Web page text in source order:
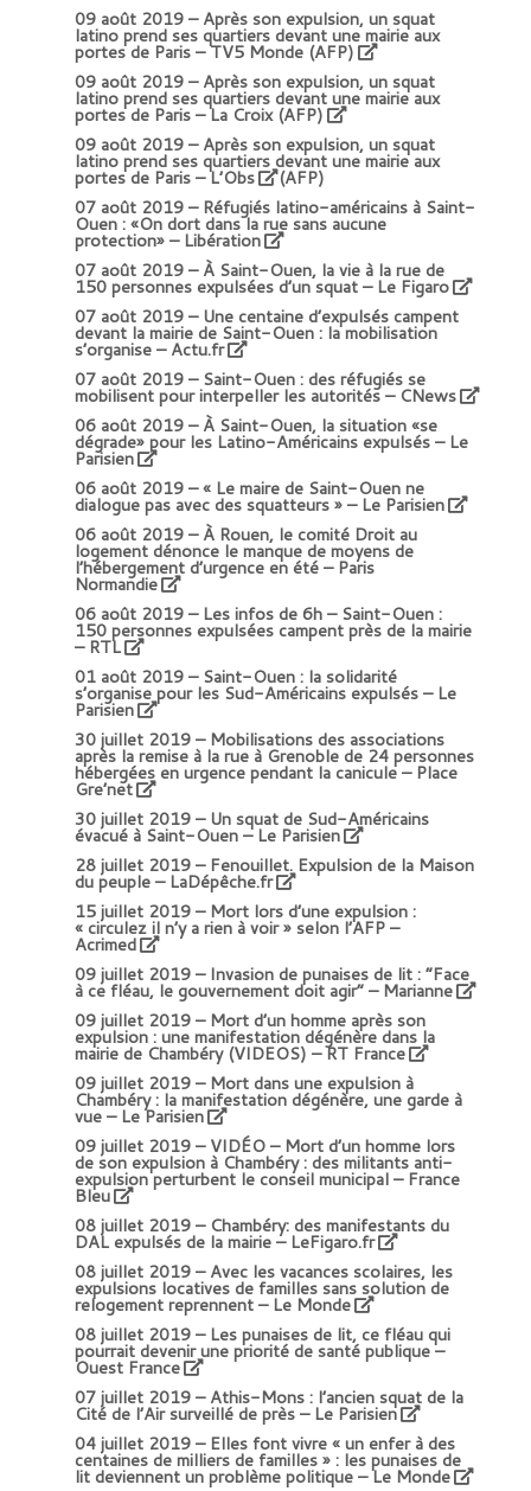
09 août 2019 –Après son expulsion, un squat
latino prend ses quartiers devant une mairie aux
portes de Paris – TV5 Monde (AFP)
09 août 2019 –Après son expulsion, un squat
latino prend ses quartiers devant une mairie aux
portes de Paris – La Croix (AFP)
09 août 2019 –Après son expulsion, un squat
latino prend ses quartiers devant une mairie aux
portes de Paris – L’Obs
(AFP)
07 août 2019 –Réfugiés latino-américains à Saint-
Ouen : «On dort dans la rue sans aucune
protection» – Libération
07 août 2019 –À Saint-Ouen, la vie à la rue de
150 personnes expulsées d’un squat – Le Figaro
07 août 2019 –Une centaine d’expulsés campent
devant la mairie de Saint-Ouen : la mobilisation
s’organise – Actu.fr
07 août 2019 –Saint-Ouen : des réfugiés se
mobilisent pour interpeller les autorités – CNews
06 août 2019 –À Saint-Ouen, la situation «se
dégrade» pour les Latino-Américains expulsés – Le
Parisien
06 août 2019 –« Le maire de Saint-Ouen ne
dialogue pas avec des squatteurs » – Le Parisien
06 août 2019 –À Rouen, le comité Droit au
logement dénonce le manque de moyens de
l’hébergement d’urgence en été – Paris
Normandie
06 août 2019 –Les infos de 6h – Saint-Ouen :
150 personnes expulsées campent près de la mairie
– RTL
01 août 2019 –Saint-Ouen : la solidarité
s’organise pour les Sud-Américains expulsés – Le
Parisien
30 juillet 2019 –Mobilisations des associations
après la remise à la rue à Grenoble de 24 personnes
hébergées en urgence pendant la canicule – Place
Gre’net
30 juillet 2019 –Un squat de Sud-Américains
évacué à Saint-Ouen – Le Parisien
28 juillet 2019 –Fenouillet. Expulsion de la Maison
du peuple – LaDépêche.fr
15 juillet 2019 –Mort lors d’une expulsion :
« circulez il n’y a rien à voir » selon l’AFP –
Acrimed
09 juillet 2019 –Invasion de punaises de lit : “Face
à ce fléau, le gouvernement doit agir” – Marianne
09 juillet 2019 –Mort d’un homme après son
expulsion : une manifestation dégénère dans la
mairie de Chambéry (VIDEOS) – RT France
09 juillet 2019 –Mort dans une expulsion à
Chambéry : la manifestation dégénère, une garde à
vue – Le Parisien
09 juillet 2019 –VIDÉO – Mort d’un homme lors
de son expulsion à Chambéry : des militants anti-
expulsion perturbent le conseil municipal – France
Bleu
08 juillet 2019 – Chambéry: des manifestants du
DAL expulsés de la mairie – LeFigaro.fr
08 juillet 2019 –Avec les vacances scolaires, les
expulsions locatives de familles sans solution de
relogement reprennent – Le Monde
08 juillet 2019 –Les punaises de lit, ce fléau qui
pourrait devenir une priorité de santé publique –
Ouest France
07 juillet 2019 –Athis-Mons : l’ancien squat de la
Cité de l’Air surveillé de près – Le Parisien
04 juillet 2019 –Elles font vivre « un enfer à des
centaines de milliers de familles » : les punaises de
lit deviennent un problème politique – Le Monde